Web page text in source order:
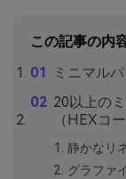
この記事の内
ミニマル
20以上の
（HEXコ
静かなリ
グラファ